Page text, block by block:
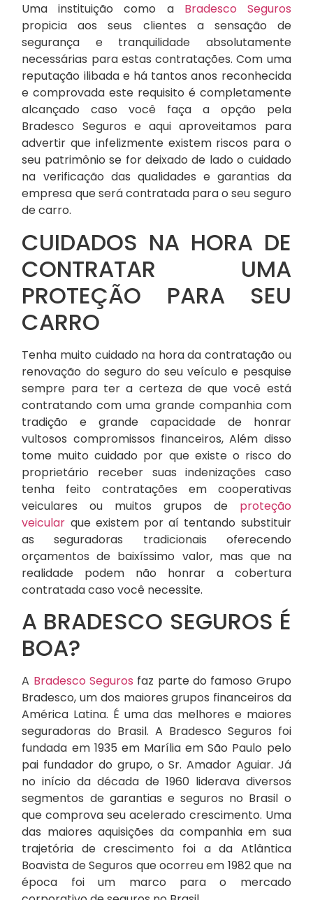
Uma instituição como a Bradesco Seguros
propicia aos seus clientes a sensação de
segurança e tranquilidade absolutamente
necessárias para estas contratações. Com uma
reputação ilibada e há tantos anos reconhecida
e comprovada este requisito é completamente
alcançado caso você faça a opção pela
Bradesco Seguros e aqui aproveitamos para
advertir que infelizmente existem riscos para o
seu patrimônio se for deixado de lado o cuidado
na verificação das qualidades e garantias da
empresa que será contratada para o seu seguro
de carro.
CUIDADOS NA HORA DE
CONTRATAR UMA
PROTEÇÃO PARA SEU
CARRO
Tenha muito cuidado na hora da contratação ou
renovação do seguro do seu veículo e pesquise
sempre para ter a certeza de que você está
contratando com uma grande companhia com
tradição e grande capacidade de honrar
vultosos compromissos financeiros, Além disso
tome muito cuidado por que existe o risco do
proprietário receber suas indenizações caso
tenha feito contratações em cooperativas
veiculares ou muitos grupos de proteção
veicular que existem por aí tentando substituir
as seguradoras tradicionais oferecendo
orçamentos de baixíssimo valor, mas que na
realidade podem não honrar a cobertura
contratada caso você necessite.
A BRADESCO SEGUROS É
BOA?
A Bradesco Seguros faz parte do famoso Grupo
Bradesco, um dos maiores grupos financeiros da
América Latina. É uma das melhores e maiores
seguradoras do Brasil. A Bradesco Seguros foi
fundada em 1935 em Marília em São Paulo pelo
pai fundador do grupo, o Sr. Amador Aguiar. Já
no início da década de 1960 liderava diversos
segmentos de garantias e seguros no Brasil o
que comprova seu acelerado crescimento. Uma
das maiores aquisições da companhia em sua
trajetória de crescimento foi a da Atlântica
Boavista de Seguros que ocorreu em 1982 que na
época foi um marco para o mercado